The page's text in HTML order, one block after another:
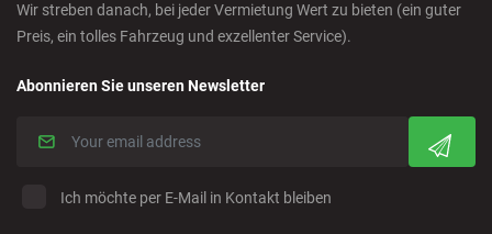
Wir streben danach, bei jeder Vermietung Wert zu bieten (ein guter
Preis, ein tolles Fahrzeug und exzellenter Service).
Abonnieren Sie unseren Newsletter
Ich möchte per E-Mail in Kontakt bleiben